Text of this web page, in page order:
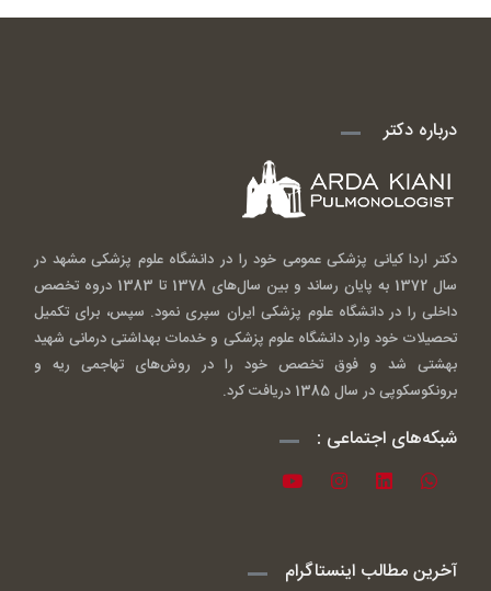
درباره دکتر
دکتر اردا کیانی پزشکی عمومی خود را در دانشگاه علوم پزشکی مشهد در
سال 1372 به پایان رساند و بین سال‌های 1378 تا 1383 دروه تخصص
داخلی را در دانشگاه علوم پزشکی ایران سپری نمود. سپس، برای تکمیل
تحصیلات خود وارد دانشگاه علوم پزشکی و خدمات بهداشتی درمانی شهید
بهشتی شد و فوق تخصص خود را در روش‌های تهاجمی ریه و
برونکوسکوپی در سال 1385 دریافت کرد.
شبکه‌های اجتماعی :
آخرین مطالب اینستاگرام